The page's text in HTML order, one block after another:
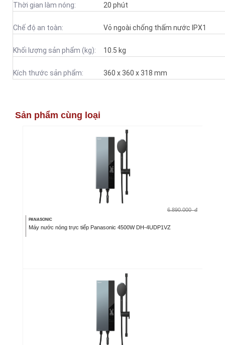
Thời gian làm nóng: 20 phút
Chế độ an toàn: Vỏ ngoài chống thấm nước IPX1
Khối lượng sản phẩm (kg): 10.5 kg
Kích thước sản phẩm: 360 x 360 x 318 mm
Sản phẩm cùng loại
6.890.000 đ
PANASONIC
Máy nước nóng trực tiếp Panasonic 4500W DH-4UDP1VZ